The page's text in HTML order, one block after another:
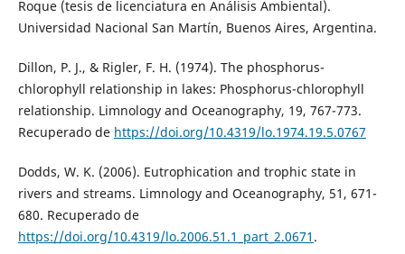
Roque (tesis de licenciatura en Análisis Ambiental).
Universidad Nacional San Martín, Buenos Aires, Argentina.
Dillon, P. J., & Rigler, F. H. (1974). The phosphorus-
chlorophyll relationship in lakes: Phosphorus-chlorophyll
relationship. Limnology and Oceanography, 19, 767-773.
Recuperado de https://doi.org/10.4319/lo.1974.19.5.0767
Dodds, W. K. (2006). Eutrophication and trophic state in
rivers and streams. Limnology and Oceanography, 51, 671-
680. Recuperado de
https://doi.org/10.4319/lo.2006.51.1_part_2.0671 .